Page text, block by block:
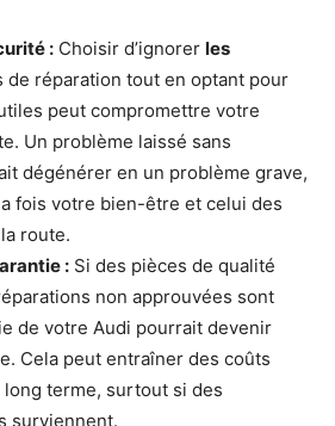
: Choisir d’ignorer les
de réparation tout en optant pour
peut compromettre votre
Un problème laissé sans
dégénérer en un problème grave,
fois votre bien-être et celui des
route.
: Si des pièces de qualité
non approuvées sont
de votre Audi pourrait devenir
Cela peut entraîner des coûts
terme, surtout si des
surviennent.